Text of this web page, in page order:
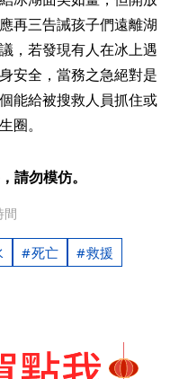
再三告誡孩子們遠離湖
，若發現有人在冰上遇
安全，當務之急絕對是
能給被搜救人員抓住或
圈。
請勿模仿。
間
死亡
救援